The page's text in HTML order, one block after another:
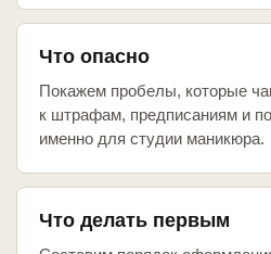
Что опасно
Покажем пробелы, которые
к штрафам, предписаниям и
именно для студии маникюра.
Что делать первым